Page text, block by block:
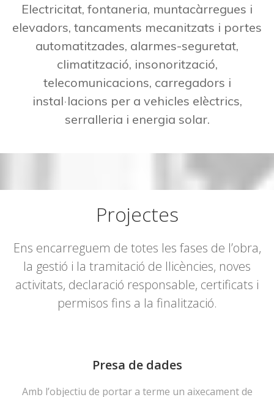
Electricitat, fontaneria, muntacàrregues i
elevadors, tancaments mecanitzats i portes
automatitzades, alarmes-seguretat,
climatització, insonorització,
telecomunicacions, carregadors i
instal·lacions per a vehicles elèctrics,
serralleria i energia solar.
Projectes
Ens encarreguem de totes les fases de l’obra,
la gestió i la tramitació de llicències, noves
activitats, declaració responsable, certificats i
permisos fins a la finalització.
Presa de dades
Amb l’objectiu de portar a terme un aixecament de